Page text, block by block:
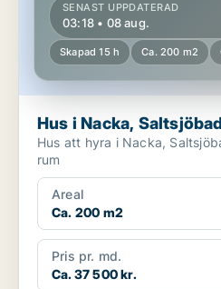
SENAST UPPDATERAD
03:18 • 08 aug.
Skapad 15 h Ca. 200 m2
Hus i Nacka,
Hus att hyra i Nacka, Saltsjöbaden
rum
Areal
Ca. 200 m2
Pris pr. md.
Ca. 37 500 kr.